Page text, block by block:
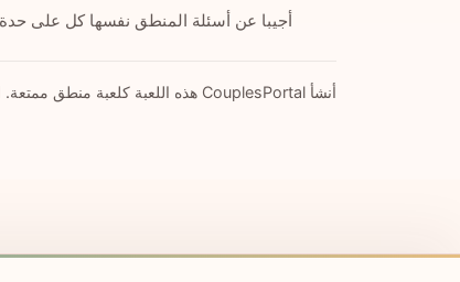
أجيبا عن أسئلة المنطق نفسها كل على
أنشأ CouplesPortal هذه اللعبة كلعبة منطق ممتعة. اختبار ذكاء الأزواج للترفيه فقط وليس تقييما سريريا أو مهنيا للذكاء.